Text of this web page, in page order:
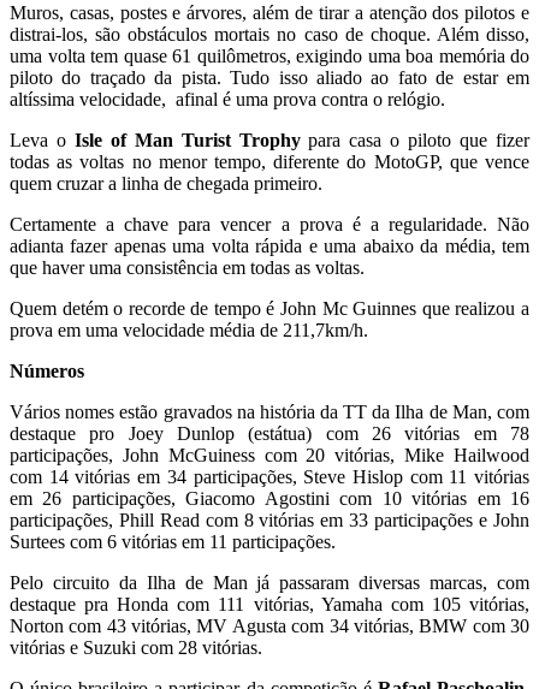
Muros, casas, postes e árvores, além de tirar a atenção dos pilotos e
distrai-los, são obstáculos mortais no caso de choque. Além disso,
uma volta tem quase 61 quilômetros, exigindo uma boa memória do
piloto do traçado da pista. Tudo isso aliado ao fato de estar em
altíssima velocidade, afinal é uma prova contra o relógio.
Leva o Isle of Man Turist Trophypara casa o piloto que fizer
todas as voltas no menor tempo, diferente do MotoGP, que vence
quem cruzar a linha de chegada primeiro.
Certamente a chave para vencer a prova é a regularidade. Não
adianta fazer apenas uma volta rápida e uma abaixo da média, tem
que haver uma consistência em todas as voltas.
Quem detém o recorde de tempo é John Mc Guinnes que realizou a
prova em uma velocidade média de 211,7km/h.
Números
Vários nomes estão gravados na história da TT da Ilha de Man, com
destaque pro Joey Dunlop (estátua) com 26 vitórias em 78
participações, John McGuiness com 20 vitórias, Mike Hailwood
com 14 vitórias em 34 participações, Steve Hislop com 11 vitórias
em 26 participações, Giacomo Agostini com 10 vitórias em 16
participações, Phill Read com 8 vitórias em 33 participações e John
Surtees com 6 vitórias em 11 participações.
Pelo circuito da Ilha de Man já passaram diversas marcas, com
destaque pra Honda com 111 vitórias, Yamaha com 105 vitórias,
Norton com 43 vitórias, MV Agusta com 34 vitórias, BMW com 30
vitórias e Suzuki com 28 vitórias.